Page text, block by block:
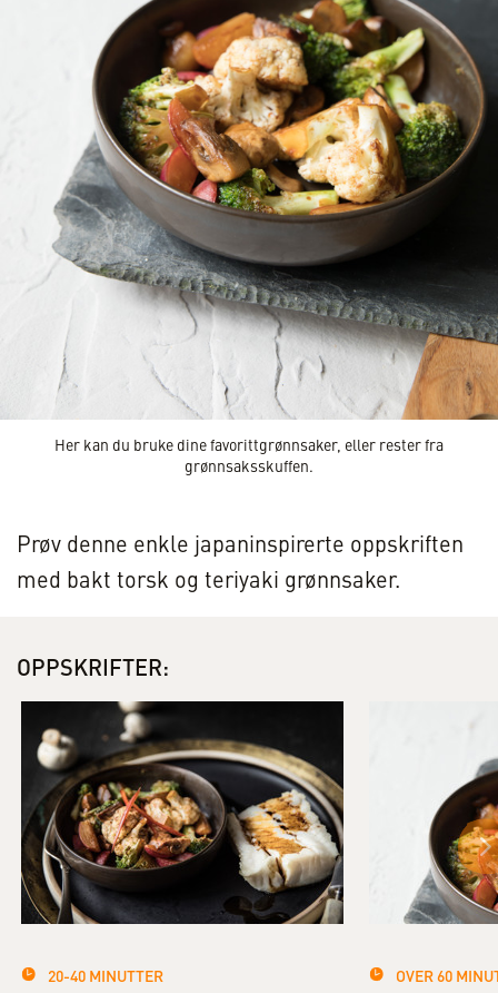
Her kan du bruke dine favorittgrønnsaker, eller rester fra
grønnsaksskuffen.
Prøv denne enkle japaninspirerte oppskriften
med bakt torsk og teriyaki grønnsaker.
OPPSKRIFTER:
20-40 MINUTTER OVER 60